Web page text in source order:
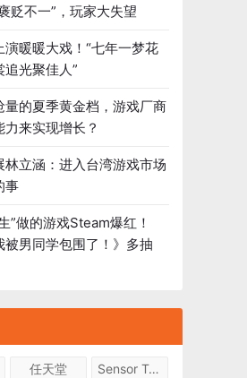
贬不一”，玩家大失望
演暖暖大戏！“七年一梦花
追光聚佳人”
量的夏季黄金档，游戏厂商
力来实现增长？
林立涵：进入台湾游戏市场
事
”做的游戏Steam爆红！
被男同学包围了！》多抽
任天堂
Sensor Tower